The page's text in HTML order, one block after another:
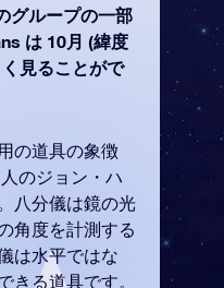
グループの一部
は 10月 (緯度
見ることがで
の道具の象徴
のジョン・ハ
八分儀は鏡の光
角度を計測する
は水平ではな
きる道具です。